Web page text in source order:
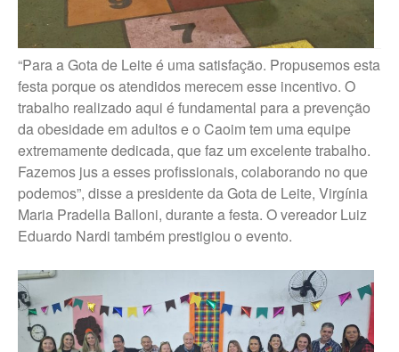
“Para a Gota de Leite é uma satisfação. Propusemos esta
festa porque os atendidos merecem esse incentivo. O
trabalho realizado aqui é fundamental para a prevenção
da obesidade em adultos e o Caoim tem uma equipe
extremamente dedicada, que faz um excelente trabalho.
Fazemos jus a esses profissionais, colaborando no que
podemos”, disse a presidente da Gota de Leite, Virgínia
Maria Pradella Balloni, durante a festa. O vereador Luiz
Eduardo Nardi também prestigiou o evento.